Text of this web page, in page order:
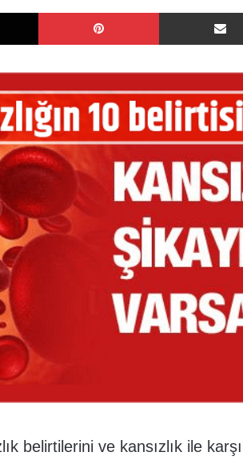
X Pinterest
belirtilerini ve kansızlık ile